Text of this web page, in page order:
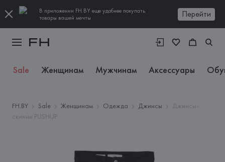
В приложении FH.BY еще удобнее покупать
товары вашей мечты
Перейти
Sale Женщинам Мужчинам Аксессуары
FH.BY Sale Женщинам Одежда Джинсы
Джинсы-
скинни PUSHUP